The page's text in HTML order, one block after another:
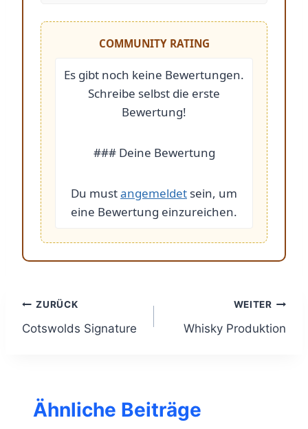
COMMUNITY RATING
Es gibt noch keine Bewertungen.
Schreibe selbst die erste
Bewertung!
### Deine Bewertung
Du mustangemeldet sein, um
eine Bewertung einzureichen.
Beitragsnavigation
ZURÜCK
Cotswolds Signature
WEITER
Whisky Produktion
Ähnliche Beiträge